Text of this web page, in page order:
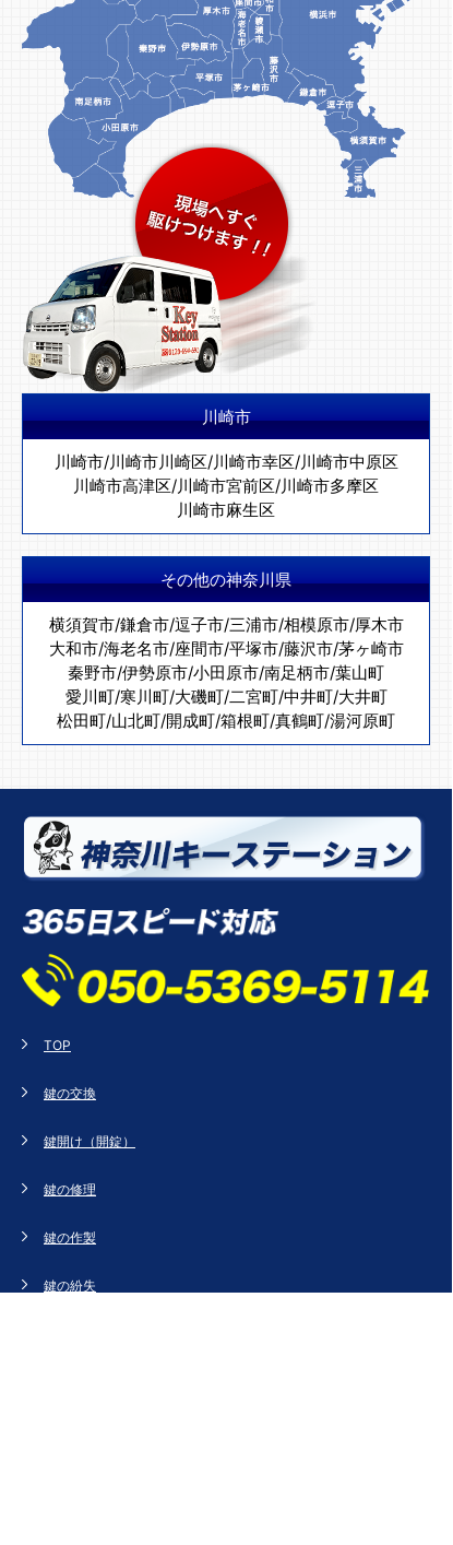
川崎市
川崎市/川崎市川崎区/川崎市幸区/川崎市中原区
川崎市高津区/川崎市宮前区/川崎市多摩区
川崎市麻生区
その他の神奈川県
横須賀市/鎌倉市/逗子市/三浦市/相模原市/厚木市
大和市/海老名市/座間市/平塚市/藤沢市/茅ヶ崎市
秦野市/伊勢原市/小田原市/南足柄市/葉山町
愛川町/寒川町/大磯町/二宮町/中井町/大井町
松田町/山北町/開成町/箱根町/真鶴町/湯河原町
TOP
鍵の交換
鍵開け（開錠）
鍵の修理
鍵の作製
鍵の紛失